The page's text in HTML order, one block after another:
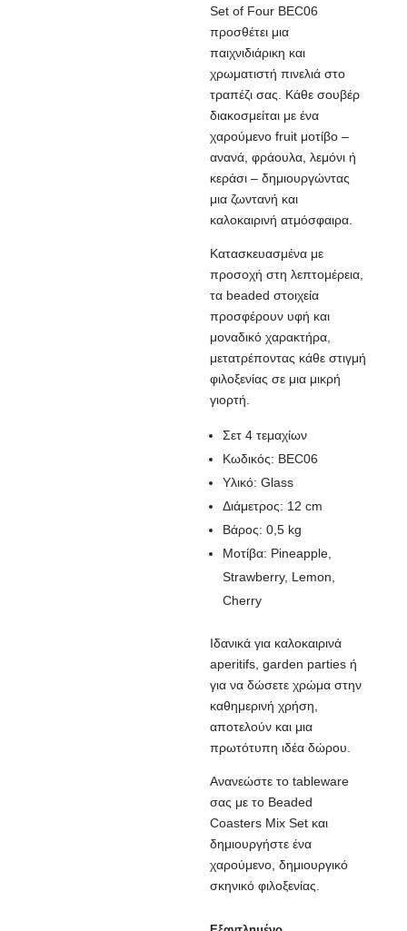
Set of Four BEC06
προσθέτει μια
παιχνιδιάρικη και
χρωματιστή πινελιά στο
τραπέζι σας. Κάθε σουβέρ
διακοσμείται με ένα
χαρούμενο fruit μοτίβο –
ανανά, φράουλα, λεμόνι ή
κεράσι – δημιουργώντας
μια ζωντανή και
καλοκαιρινή ατμόσφαιρα.
Κατασκευασμένα με
προσοχή στη λεπτομέρεια,
τα beaded στοιχεία
προσφέρουν υφή και
μοναδικό χαρακτήρα,
μετατρέποντας κάθε στιγμή
φιλοξενίας σε μια μικρή
γιορτή.
Σετ 4 τεμαχίων
Κωδικός: BEC06
Υλικό: Glass
Διάμετρος: 12 cm
Βάρος: 0,5 kg
Μοτίβα: Pineapple,
Strawberry, Lemon,
Cherry
Ιδανικά για καλοκαιρινά
aperitifs, garden parties ή
για να δώσετε χρώμα στην
καθημερινή χρήση,
αποτελούν και μια
πρωτότυπη ιδέα δώρου.
Ανανεώστε το tableware
σας με το Beaded
Coasters Mix Set και
δημιουργήστε ένα
χαρούμενο, δημιουργικό
σκηνικό φιλοξενίας.